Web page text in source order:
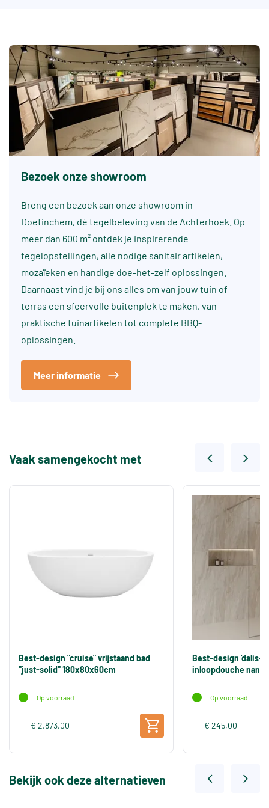
Bezoek onze showroom
Breng een bezoek aan onze showroom in
Doetinchem, dé tegelbeleving van de Achterhoek. Op
meer dan 600 m² ontdek je inspirerende
tegelopstellingen, alle nodige sanitair artikelen,
mozaïeken en handige doe-het-zelf oplossingen.
Daarnaast vind je bij ons alles om van jouw tuin of
terras een sfeervolle buitenplek te maken, van
praktische tuinartikelen tot complete BBQ-
oplossingen.
Meer informatie
Vaak samengekocht met
Best-design "cruise" vrijstaand bad
"just-solid" 180x80x60cm
Op voorraad
€ 2.873,00
Best-design 'dalis-
inloopdouche nano
Op voorraad
€ 245,00
Bekijk ook deze alternatieven